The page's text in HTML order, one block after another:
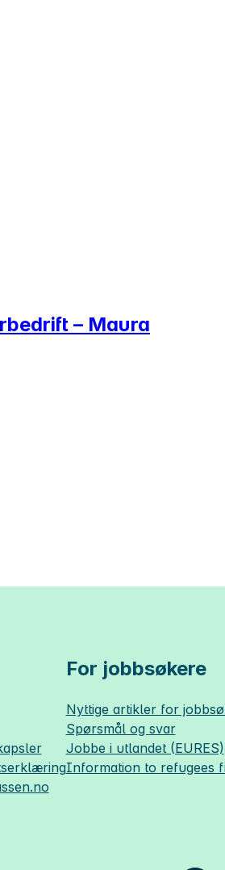
– Maura
For jobbsøkere
Nyttige artikler for
Spørsmål og svar
Jobbe i utlandet (EURES)
Information to refugees